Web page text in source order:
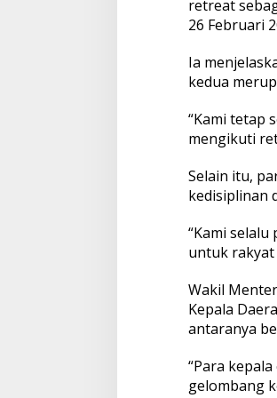
a
t
e
u
I
k
R
e
r
e
t
retreat
26 Februari
Ia
kedua
“Kami tetap
mengikuti
Selain itu,
kedisiplinan
“Kami
untuk rakyat
Wakil
Kepala
antaranya
“Para
gelombang